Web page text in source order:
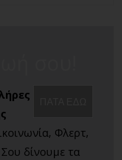
Φλερτ,
δίνουμε τα